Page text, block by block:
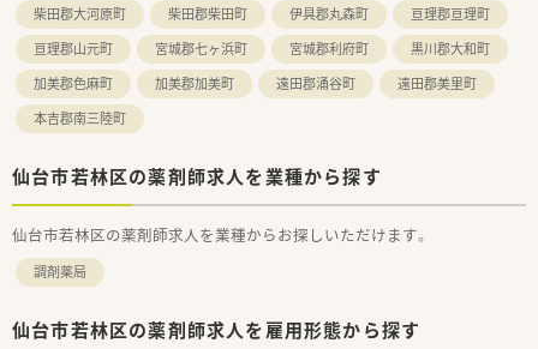
【求人情報について】
■正社員の勤務薬剤師としてご入社いただき、服薬指導や監査、
調剤などの基本的な業務全般をご担当いただきます。
■新卒や未経験の方、ブランクがある方も応募可能となってお
り、幅広い層の薬剤師を積極的に受け入れています。
■入社半年後には法定通り有給休暇が付与されるほか、夏季休暇
【勤務実態について】
■月曜日から金曜日は9時から18時まで、土曜日は9時から13時
までの開局時間でシフト制にて勤務いただきます。
在宅のスケジュールに合わせて柔軟に調整します。
■施設在宅への対応があるため、自動車の運転業務が必須となっ
柴田郡大河原町
柴田郡柴田町 伊具郡丸森町
亘理郡亘理町
亘理郡山元町
宮城郡七ヶ浜町 宮城郡利府町
黒川郡大和町
加美郡色麻町
加美郡加美町 遠田郡涌谷町
遠田郡美里町
本吉郡南三陸町
仙台市若林区の薬剤師求人を業種から探す
仙台市若林区の薬剤師求人を業種からお探しいただけます。
調剤薬局
仙台市若林区の薬剤師求人を雇用形態から探す